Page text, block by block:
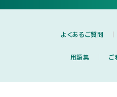
よくあるご質問
用語集 ご